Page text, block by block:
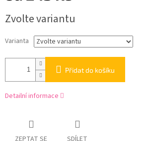
cena:
Zvolte variantu
Varianta
Přidat do košíku
Detailní informace